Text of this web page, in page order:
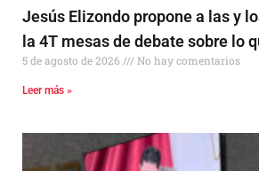
Jesús Elizondo propone a las y
la 4T mesas de debate sobre lo
5 de agosto de 2026 No hay comentarios
Leer más »